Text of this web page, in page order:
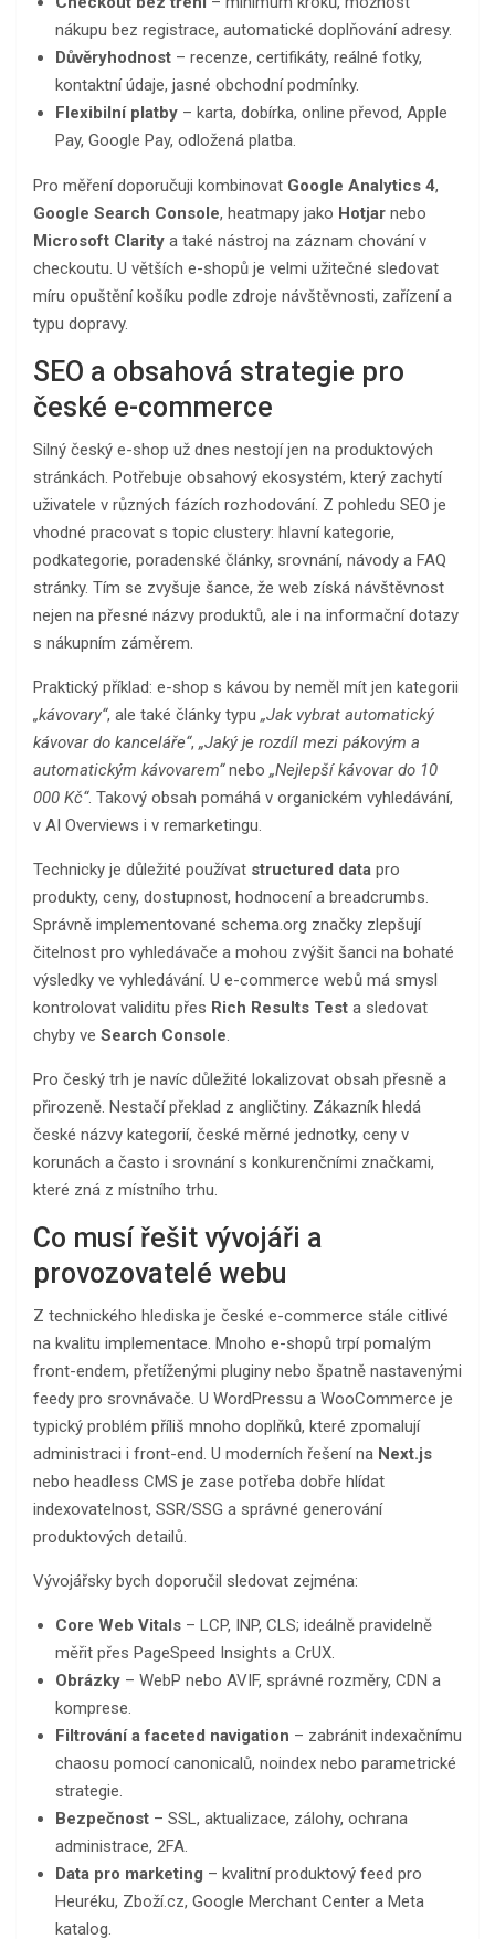
nákupu bez registrace, automatické doplňování adresy.
Důvěryhodnost – recenze, certifikáty, reálné fotky,
kontaktní údaje, jasné obchodní podmínky.
Flexibilní platby – karta, dobírka, online převod, Apple
Pay, Google Pay, odložená platba.
Pro měření doporučuji kombinovat Google Analytics 4,
Google Search Console, heatmapy jako Hotjar nebo
Microsoft Clarity a také nástroj na záznam chování v
checkoutu. U větších e-shopů je velmi užitečné sledovat
míru opuštění košíku podle zdroje návštěvnosti, zařízení a
typu dopravy.
SEO a obsahová strategie pro
české e-commerce
Silný český e-shop už dnes nestojí jen na produktových
stránkách. Potřebuje obsahový ekosystém, který zachytí
uživatele v různých fázích rozhodování. Z pohledu SEO je
vhodné pracovat s topic clustery: hlavní kategorie,
podkategorie, poradenské články, srovnání, návody a FAQ
stránky. Tím se zvyšuje šance, že web získá návštěvnost
nejen na přesné názvy produktů, ale i na informační dotazy
s nákupním záměrem.
Praktický příklad: e-shop s kávou by neměl mít jen kategorii
„kávovary“, ale také články typu „Jak vybrat automatický
kávovar do kanceláře“, „Jaký je rozdíl mezi pákovým a
automatickým kávovarem“nebo „Nejlepší kávovar do 10
000 Kč“. Takový obsah pomáhá v organickém vyhledávání,
v AI Overviews i v remarketingu.
Technicky je důležité používat structured data pro
produkty, ceny, dostupnost, hodnocení a breadcrumbs.
Správně implementované schema.org značky zlepšují
čitelnost pro vyhledávače a mohou zvýšit šanci na bohaté
výsledky ve vyhledávání. U e-commerce webů má smysl
kontrolovat validitu přes Rich Results Test a sledovat
chyby ve Search Console.
Pro český trh je navíc důležité lokalizovat obsah přesně a
přirozeně. Nestačí překlad z angličtiny. Zákazník hledá
české názvy kategorií, české měrné jednotky, ceny v
korunách a často i srovnání s konkurenčními značkami,
které zná z místního trhu.
Co musí řešit vývojáři a
provozovatelé webu
Z technického hlediska je české e-commerce stále citlivé
na kvalitu implementace. Mnoho e-shopů trpí pomalým
front-endem, přetíženými pluginy nebo špatně nastavenými
feedy pro srovnávače. U WordPressu a WooCommerce je
typický problém příliš mnoho doplňků, které zpomalují
administraci i front-end. U moderních řešení na Next.js
nebo headless CMS je zase potřeba dobře hlídat
indexovatelnost, SSR/SSG a správné generování
produktových detailů.
Vývojářsky bych doporučil sledovat zejména:
Core Web Vitals – LCP, INP, CLS; ideálně pravidelně
měřit přes PageSpeed Insights a CrUX.
Obrázky – WebP nebo AVIF, správné rozměry, CDN a
komprese.
Filtrování a faceted navigation – zabránit indexačnímu
chaosu pomocí canonicalů, noindex nebo parametrické
strategie.
Bezpečnost – SSL, aktualizace, zálohy, ochrana
administrace, 2FA.
Data pro marketing – kvalitní produktový feed pro
Heuréku, Zboží.cz, Google Merchant Center a Meta
katalog.